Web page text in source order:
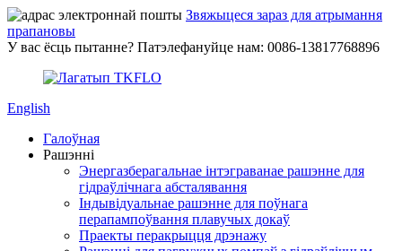
Звяжыцеся зараз для атрымання
прапановы
У вас ёсць пытанне? Патэлефануйце нам: 0086-13817768896
English
Галоўная
Рашэнні
Энергазберагальнае інтэграванае рашэнне для
гідраўлічнага абсталявання
Індывідуальнае рашэнне для поўнага
перапампоўвання плавучых докаў
Праекты перакрыцця дрэнажу